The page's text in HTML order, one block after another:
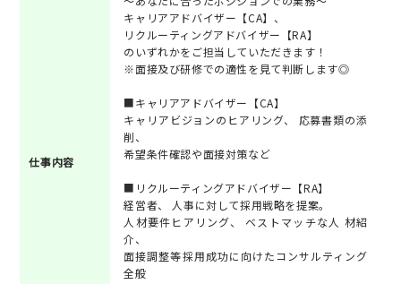
仕事内容
キャリアアドバイザー【CA】、
リクルーティングアドバイザー【RA】
のいずれかをご担当していただきます！
※面接及び研修での適性を見て判断します◎
■キャリアアドバイザー【CA】
キャリアビジョンのヒアリング、 応募書類の添
削、
希望条件確認や面接対策など
■リクルーティングアドバイザー【RA】
経営者、 人事に対して採用戦略を提案。
人材要件ヒアリング、 ベストマッチな人 材紹
介、
面接調整等採用成功に向けたコンサルティング
全般